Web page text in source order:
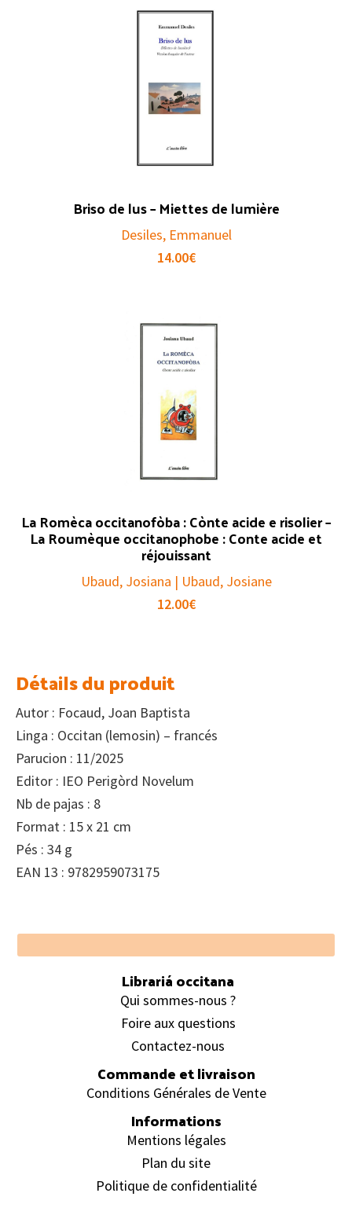
Briso de lus – Miettes de lumière
Desiles, Emmanuel
14.00€
La Romèca occitanofòba : Cònte acide e risolier –
La Roumèque occitanophobe : Conte acide et
réjouissant
Ubaud, Josiana | Ubaud, Josiane
12.00€
Détails du produit
Autor : Focaud, Joan Baptista
Linga : Occitan (lemosin) – francés
Parucion : 11/2025
Editor : IEO Perigòrd Novelum
Nb de pajas : 8
Format : 15 x 21 cm
Pés : 34 g
EAN 13 : 9782959073175
Footer
Librariá occitana
Qui sommes-nous ?
Foire aux questions
Contactez-nous
Commande et livraison
Conditions Générales de Vente
Informations
Mentions légales
Plan du site
Politique de confidentialité